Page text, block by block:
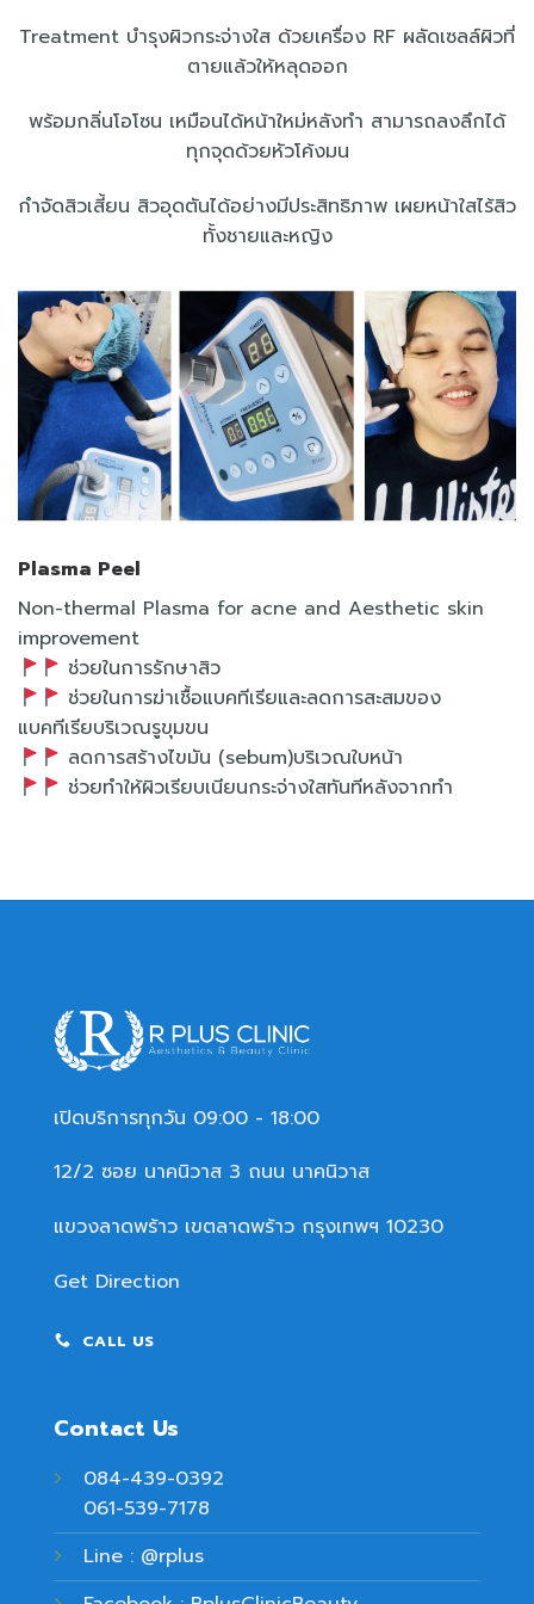
Treatment บำรุงผิวกระจ่างใส ด้วยเครื่อง RF ผลัดเซลล์ผิวที่
ตายแล้วให้หลุดออก
พร้อมกลิ่นโอโซน เหมือนได้หน้าใหม่หลังทำ สามารถลงลึกได้
ทุกจุดด้วยหัวโค้งมน
กำจัดสิวเสี้ยน สิวอุดตันได้อย่างมีประสิทธิภาพ เผยหน้าใสไร้สิว
ทั้งชายและหญิง
Plasma Peel
Non-thermal Plasma for acne and Aesthetic skin
improvement
ช่วยในการรักษาสิว
ช่วยในการฆ่าเชื้อแบคทีเรียและลดการสะสมของ
แบคทีเรียบริเวณรูขุมขน
ลดการสร้างไขมัน (sebum)บริเวณใบหน้า
ช่วยทำให้ผิวเรียบเนียนกระจ่างใสทันทีหลังจากทำ
เปิดบริการทุกวัน 09:00 - 18:00
12/2 ซอย นาคนิวาส 3 ถนน นาคนิวาส
แขวงลาดพร้าว เขตลาดพร้าว กรุงเทพฯ 10230
Get Direction
CALL US
Contact Us
084-439-0392
061-539-7178
Line : @rplus